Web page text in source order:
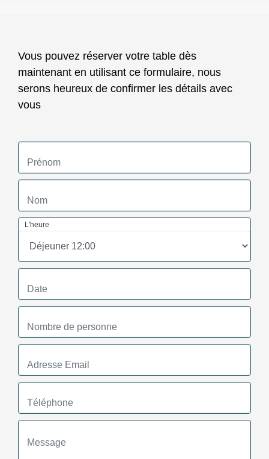
Vous pouvez réserver votre table dès
maintenant en utilisant ce formulaire, nous
serons heureux de confirmer les détails avec
vous
L'heure